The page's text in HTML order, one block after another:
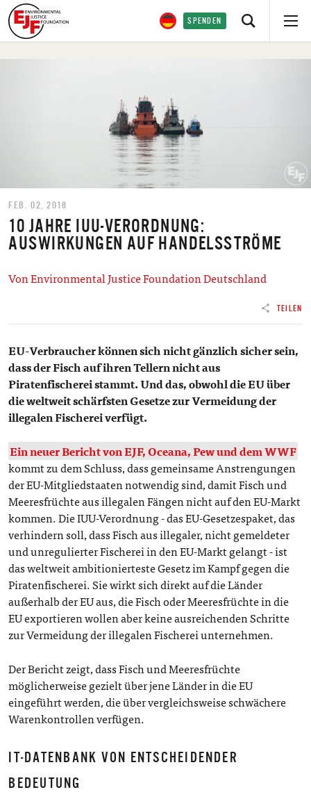
SPENDEN
FEB. 02, 2018
10 JAHRE IUU-VERORDNUNG:
AUSWIRKUNGEN AUF HANDELSSTRÖME
Von Environmental Justice Foundation Deutschland
TEILEN
EU-Verbraucher können sich nicht gänzlich sicher sein,
dass der Fisch auf ihren Tellern nicht aus
Piratenfischerei stammt. Und das, obwohl die EU über
die weltweit schärfsten Gesetze zur Vermeidung der
illegalen Fischerei verfügt.
Ein neuer Bericht von EJF, Oceana, Pew und dem WWF
kommt zu dem Schluss, dass gemeinsame Anstrengungen
der EU-Mitgliedstaaten notwendig sind, damit Fisch und
Meeresfrüchte aus illegalen Fängen nicht auf den EU-Markt
kommen. Die IUU-Verordnung - das EU-Gesetzespaket, das
verhindern soll, dass Fisch aus illegaler, nicht gemeldeter
und unregulierter Fischerei in den EU-Markt gelangt - ist
das weltweit ambitionierteste Gesetz im Kampf gegen die
Piratenfischerei. Sie wirkt sich direkt auf die Länder
außerhalb der EU aus, die Fisch oder Meeresfrüchte in die
EU exportieren wollen aber keine ausreichenden Schritte
zur Vermeidung der illegalen Fischerei unternehmen.
Der Bericht zeigt, dass Fisch und Meeresfrüchte
möglicherweise gezielt über jene Länder in die EU
eingeführt werden, die über vergleichsweise schwächere
Warenkontrollen verfügen.
IT-DATENBANK VON ENTSCHEIDENDER
BEDEUTUNG